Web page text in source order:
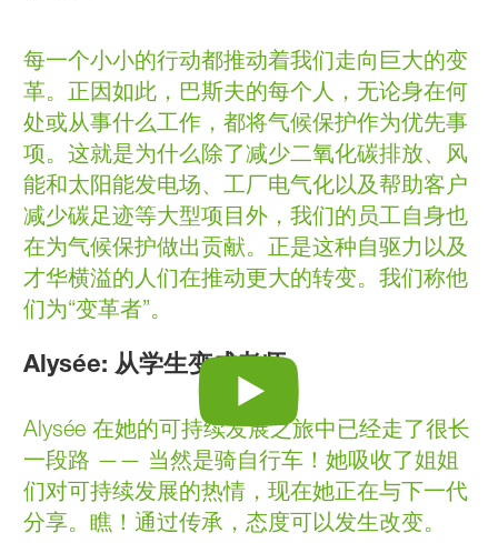
每一个小小的行动都推动着我们走向巨大的变
革。正因如此，巴斯夫的每个人，无论身在何
处或从事什么工作，都将气候保护作为优先事
项。这就是为什么除了减少二氧化碳排放、风
能和太阳能发电场、工厂电气化以及帮助客户
减少碳足迹等大型项目外，我们的员工自身也
在为气候保护做出贡献。正是这种自驱力以及
才华横溢的人们在推动更大的转变。我们称他
们为“变革者”。
Alysée: 从学生变成老师
Alysée 在她的可持续发展之旅中已经走了很长
一段路 —— 当然是骑自行车！她吸收了姐姐
们对可持续发展的热情，现在她正在与下一代
分享。瞧！通过传承，态度可以发生改变。